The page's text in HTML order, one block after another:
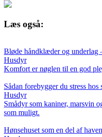
Læs også:
Bløde håndklæder og underlag
Husdyr
Komfort er nøglen til en god
Sådan forebygger du stress hos
Husdyr
Smådyr som kaniner, marsvin
som muligt.
Hønsehuset som en del af